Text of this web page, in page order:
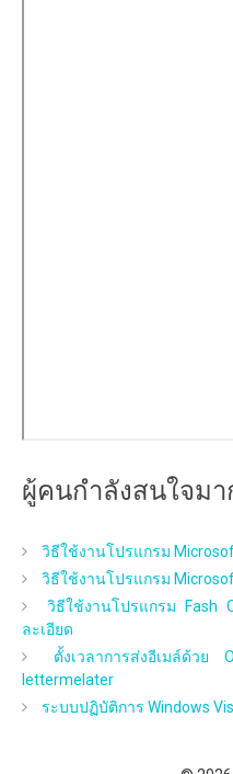
ผู้คนกำลังสนใจมา
วิธีใช้งานโปรแกรม
วิธีใช้งานโปรแกรม
วิธีใช้งานโปรแกรม Fash
ละเอียด
ตั้งเวลาการส่งอีเมล์ด้วย
lettermelater
ระบบปฏิบัติการ Windows